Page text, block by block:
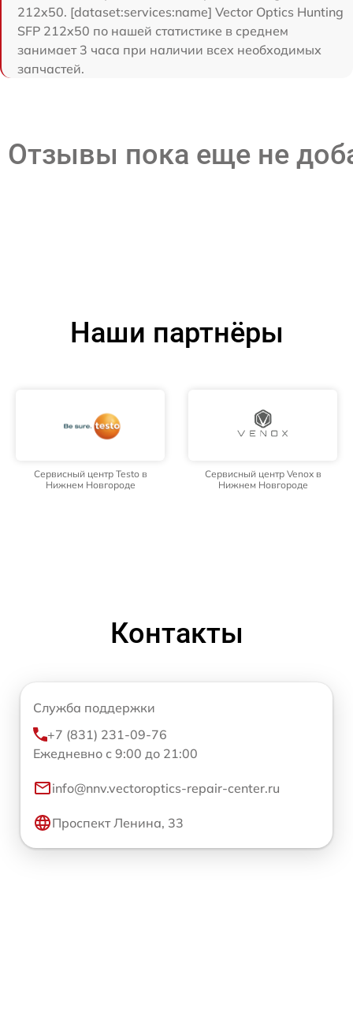
212x50. [dataset:services:name] Vector Optics Hunting
SFP 212x50 по нашей статистике в среднем
занимает 3 часа при наличии всех необходимых
запчастей.
Отзывы пока еще не
Наши партнёры
Сервисный центр Testo в
Нижнем Новгороде
Сервисный центр Venox в
Нижнем Новгороде
Контакты
Служба поддержки
+7 (831) 231-09-76
Ежедневно с 9:00 до 21:00
info@nnv.vectoroptics-repair-center.ru
Проспект Ленина, 33